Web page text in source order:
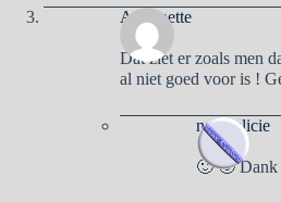
Antoinette
Dat ziet er zoals men
al niet goed voor is !
naargalicie
🙂 🙂 Dank